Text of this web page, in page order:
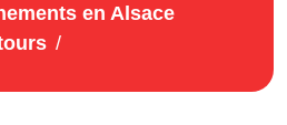
en Alsace